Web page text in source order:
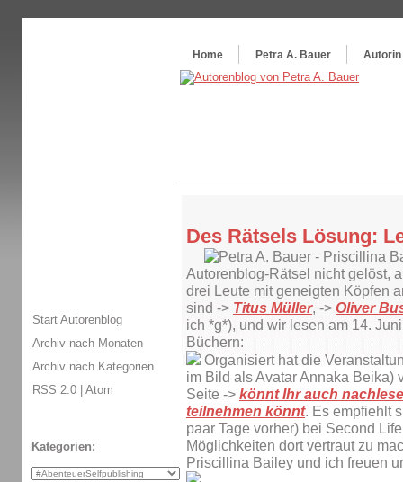
Home
Petra A. Bauer Autorin
Des Rätsels Lösung:
Autorenblog-Rätsel nicht gelöst,
drei Leute mit geneigten Köpfen
sind -> Titus Müller, -> Oliver
ich *g*), und wir lesen am 14.
Büchern:
Organisiert hat die
im Bild als Avatar Annaka Beika)
Seite -> könnt Ihr auch
teilnehmen könnt. Es empfiehlt
paar Tage vorher) bei Second
Möglichkeiten dort vertraut zu
Priscillina Bailey und ich freuen
Start Autorenblog
Archiv nach Monaten
Archiv nach Kategorien
RSS 2.0 | Atom
Kategorien: